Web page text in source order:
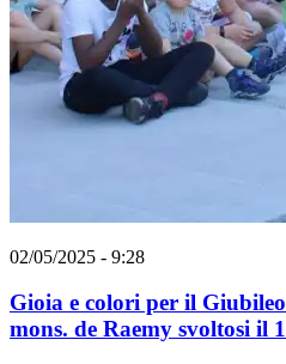
02/05/2025 - 9:28
Gioia e colori per il
mons. de Raemy svoltosi il